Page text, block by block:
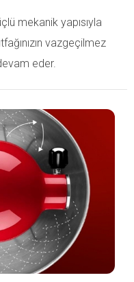
mekanik yapısıyla
vazgeçilmez
eder.